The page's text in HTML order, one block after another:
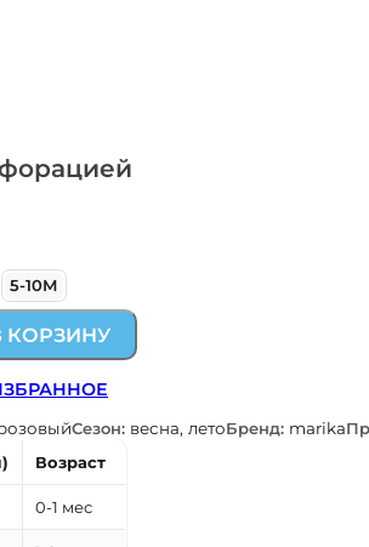
5-10М
КОРЗИНУ
Сезон: весна, летоБренд: marika
Возраст
0-1 мес